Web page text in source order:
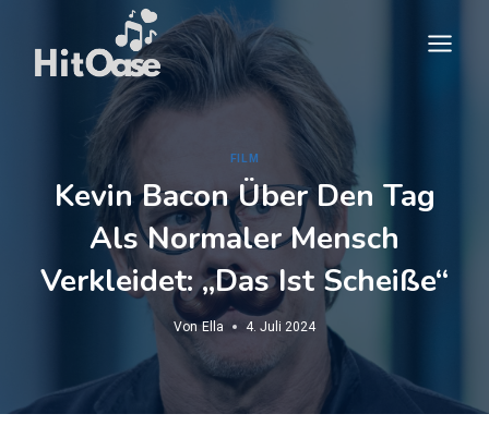
springen
FILM
Kevin Bacon Über Den Tag
Als Normaler Mensch
Verkleidet: „Das Ist Scheiße“
Von Ella 4. Juli 2024